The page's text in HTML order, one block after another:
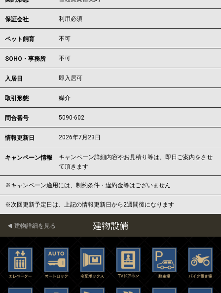
保証会社 利用必須
ペット飼育 不可
SOHO・事務所 不可
入居日 即入居可
取引形態 媒介
問合番号 5090-602
情報更新日 2026年7月23日
キャンペーン情報
キャンペーン詳細内容やお見積り等は、即日ご案内をさせ
て頂きます
※キャンペーン適用には、制約条件・違約金等はございません
※次回更新予定日は、上記の情報更新日から2週間後になります
建物設備
建物詳細を見る